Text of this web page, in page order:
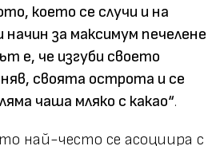
което се случи и на
начин за максимум печелене
е, че изгуби своето
своята острота и се
чаша мляко с какао“.
най-често се асоциира с